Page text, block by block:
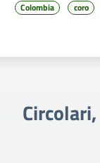
Colombia coro